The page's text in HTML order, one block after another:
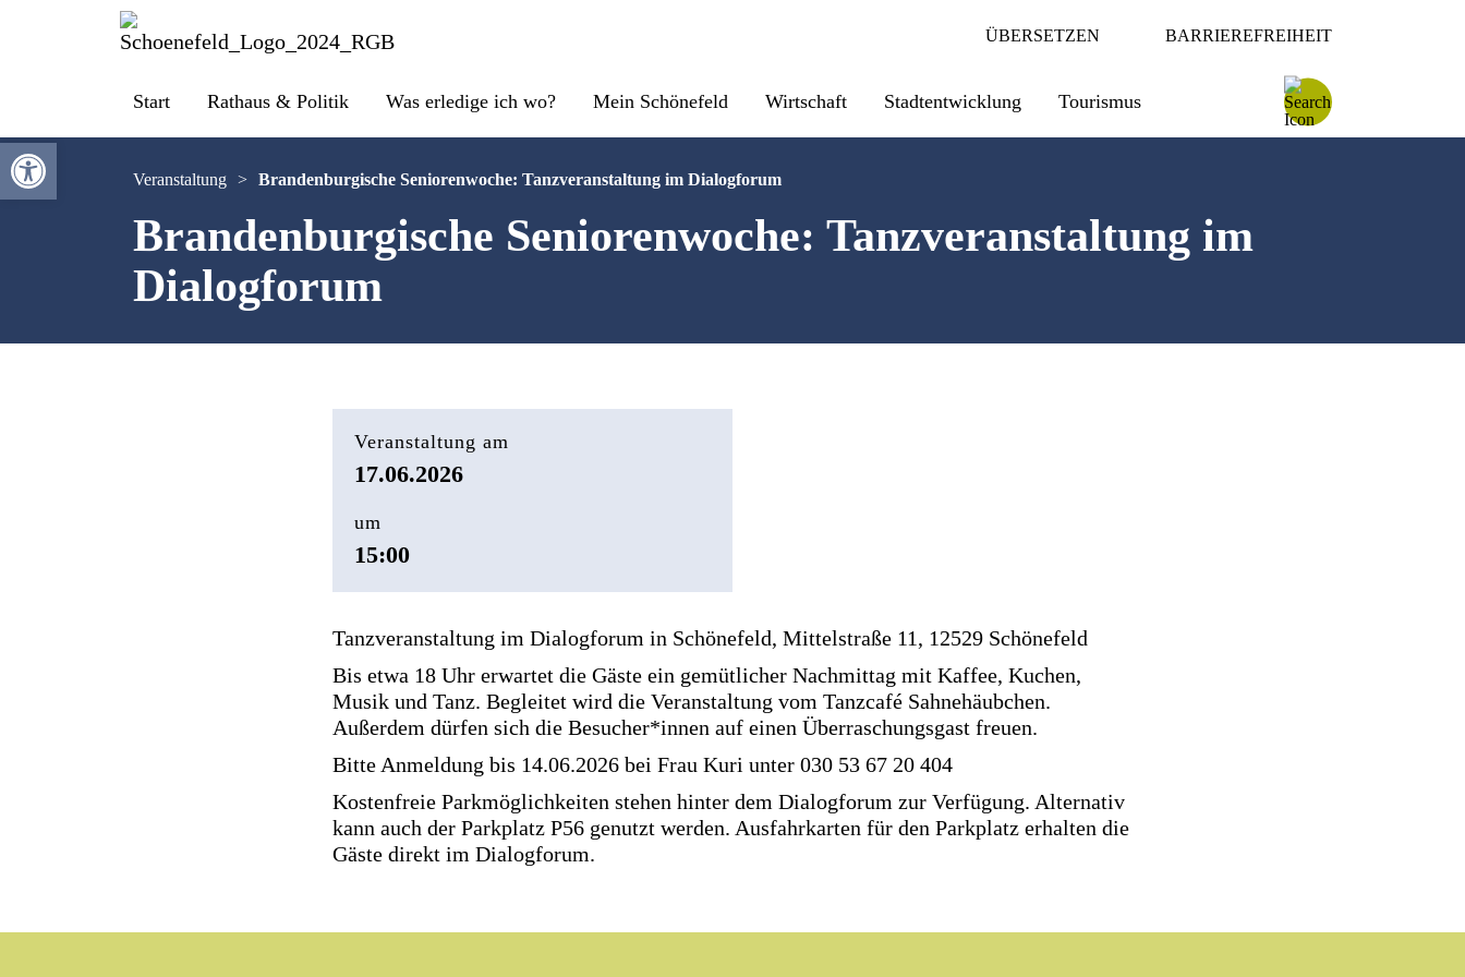
Werkzeugleiste öffnen
ÜBERSETZEN BARRIEREFREIHEIT
Start Rathaus & Politik Was erledige ich wo? Mein Schönefeld Wirtschaft Stadtentwicklung Tourismus
Veranstaltung > Brandenburgische Seniorenwoche: Tanzveranstaltung im Dialogforum
Brandenburgische Seniorenwoche: Tanzveranstaltung im
Dialogforum
Veranstaltung am
17.06.2026
um
15:00
Tanzveranstaltung im Dialogforum in Schönefeld, Mittelstraße 11, 12529 Schönefeld
Bis etwa 18 Uhr erwartet die Gäste ein gemütlicher Nachmittag mit Kaffee, Kuchen,
Musik und Tanz. Begleitet wird die Veranstaltung vom Tanzcafé Sahnehäubchen.
Außerdem dürfen sich die Besucher*innen auf einen Überraschungsgast freuen.
Bitte Anmeldung bis 14.06.2026 bei Frau Kuri unter 030 53 67 20 404
Kostenfreie Parkmöglichkeiten stehen hinter dem Dialogforum zur Verfügung. Alternativ
kann auch der Parkplatz P56 genutzt werden. Ausfahrkarten für den Parkplatz erhalten die
Gäste direkt im Dialogforum.